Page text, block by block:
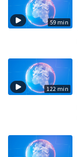
59 min
122 min